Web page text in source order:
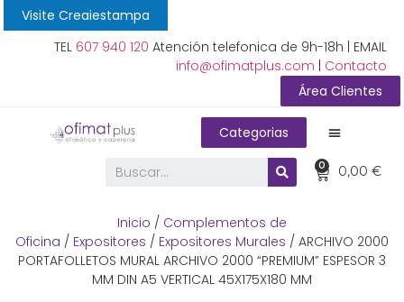
Visite Creaiestampa
TEL 607 940 120 Atención telefonica de 9h-18h | EMAIL
info@ofimatplus.com
Contacto
Área Clientes
Categorias
0,00€
0
Inicio / Complementos de
Oficina / Expositores / Expositores Murales / ARCHIVO 2000
PORTAFOLLETOS MURAL ARCHIVO 2000 “PREMIUM” ESPESOR 3
MM DIN A5 VERTICAL 45X175X180 MM